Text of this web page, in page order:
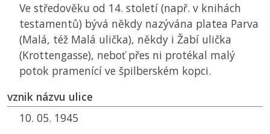
Ve středověku od 14. století (např. v knihách
testamentů) bývá někdy nazývána platea Parva
(Malá, též Malá ulička), někdy i Žabí ulička
(Krottengasse), neboť přes ni protékal malý
potok pramenící ve špilberském kopci.
vznik názvu ulice
10. 05. 1945